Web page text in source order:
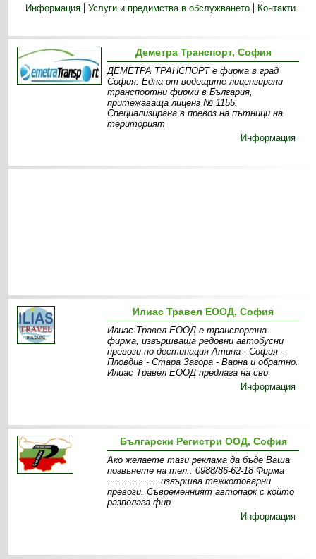
Информация
Услуги и предимства в обслужването Контакти
Деметра Транспорт, София
ДЕМЕТРА ТРАНСПОРТ е фирма в град
София. Една от водещите лицензирани
транспортни фирми в България,
притежаваща лиценз № 1155.
Специализирана в превоз на пътници на
територият
Информация
Илиас Травел ЕООД, София
Илиас Травел ЕООД е транспортна
фирма, извършваща редовни автобусни
превози по дестинация Атина - София -
Пловдив - Стара Загора - Варна и обратно.
Илиас Травел ЕООД предлага на сво
Информация
Български Регистри ООД, София
Ако желаете тази реклама да бъде Ваша
позвънете на тел.: 0988/86-62-18 Фирма
.................. извършва тежкотоварни
превози. Съвременният автопарк с който
разполага фир
Информация